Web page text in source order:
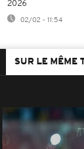
2026
02/02 - 11:54
SUR LE MÊME